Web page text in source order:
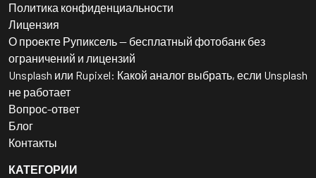
Политика конфиденциальности
Лицензия
О проекте Рупиксель — бесплатный фотобанк без
ограничений и лицензий
Unsplash или Rupixel: Какой аналог выбрать, если Unsplash
не работает
Вопрос-ответ
Блог
Контакты
КАТЕГОРИИ